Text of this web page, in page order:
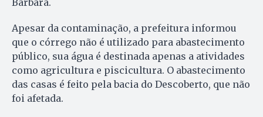
Apesar da contaminação, a prefeitura informou
que o córrego não é utilizado para abastecimento
público, sua água é destinada apenas a atividades
como agricultura e piscicultura. O abastecimento
das casas é feito pela bacia do Descoberto, que não
foi afetada.